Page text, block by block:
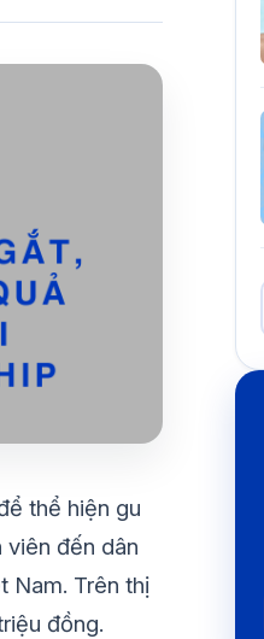
thể hiện gu
viên đến dân
Nam. Trên thị
đồng.